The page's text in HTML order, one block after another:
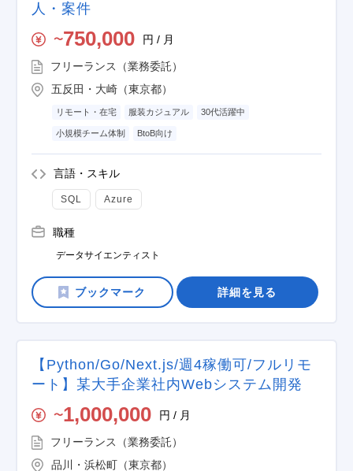
人・案件
〜750,000 円 / 月
フリーランス（業務委託）
五反田・大崎（東京都）
リモート・在宅 服装カジュアル 30代活躍中
小規模チーム体制 BtoB向け
言語・スキル
SQL Azure
職種
データサイエンティスト
詳細を見る
【Python/Go/Next.js/週4稼働可/フルリモ
ート】某大手企業社内Webシステム開発
〜1,000,000 円 / 月
フリーランス（業務委託）
品川・浜松町（東京都）